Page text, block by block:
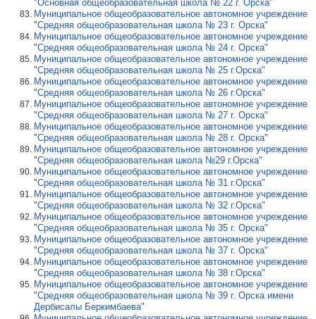
"Основная общеобразовательная школа № 22 г. Орска"
Муниципальное общеобразовательное автономное учреждение
"Средняя общеобразовательная школа № 23 г. Орска"
Муниципальное общеобразовательное автономное учреждение
"Средняя общеобразовательная школа № 24 г. Орска"
Муниципальное общеобразовательное автономное учреждение
"Средняя общеобразовательная школа № 25 г.Орска"
Муниципальное общеобразовательное автономное учреждение
"Средняя общеобразовательная школа № 26 г.Орска"
Муниципальное общеобразовательное автономное учреждение
"Средняя общеобразовательная школа № 27 г. Орска"
Муниципальное общеобразовательное автономное учреждение
"Средняя общеобразовательная школа № 28 г. Орска"
Муниципальное общеобразовательное автономное учреждение
"Средняя общеобразовательная школа №29 г.Орска"
Муниципальное общеобразовательное автономное учреждение
"Средняя общеобразовательная школа № 31 г.Орска"
Муниципальное общеобразовательное автономное учреждение
"Средняя общеобразовательная школа № 32 г.Орска"
Муниципальное общеобразовательное автономное учреждение
"Средняя общеобразовательная школа № 35 г. Орска"
Муниципальное общеобразовательное автономное учреждение
"Средняя общеобразовательная школа № 37 г. Орска"
Муниципальное общеобразовательное автономное учреждение
"Средняя общеобразовательная школа № 38 г.Орска"
Муниципальное общеобразовательное автономное учреждение
"Средняя общеобразовательная школа № 39 г. Орска имени
Дербисалы Беркимбаева"